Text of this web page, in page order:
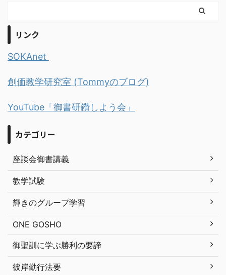
リンク
SOKAnet
創価教学研究室 (Tommyのブログ)
YouTube「御書研鑽しよう会」
カテゴリー
座談会御書講義
教学試験
輝きのグループ学習
ONE GOSHO
御聖訓に学ぶ勝利の要諦
彼岸勤行法要